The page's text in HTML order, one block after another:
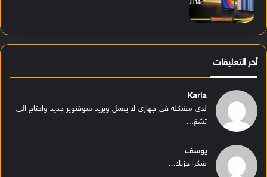
أخر التعليقات
Karla
لدي مشكله في جهازي لا يعمل ويريد سوفتوير جديد واحتاج الى
تشغ...
يوسف
شكرا جزيلا...